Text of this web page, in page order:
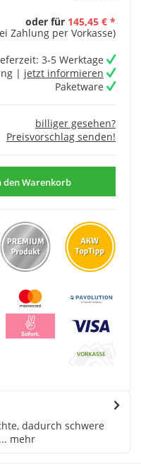
oder für 145,45 € *
Zahlung per Vorkasse)
3-5 Werktage
| jetzt informieren
Paketware
billiger gesehen?
Preisvorschlag senden!
denWarenkorb
dadurch schwere
mehr